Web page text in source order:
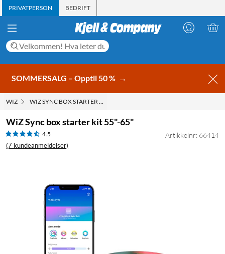
PRIVATPERSON BEDRIFT
SOMMERSALG – Opptil 50 % →
WIZ WIZ SYNC BOX STARTER KIT 55"-65"
WiZ Sync box starter kit 55"-65"
4.5
(7 kundeanmeldelser)
Artikkelnr: 66414